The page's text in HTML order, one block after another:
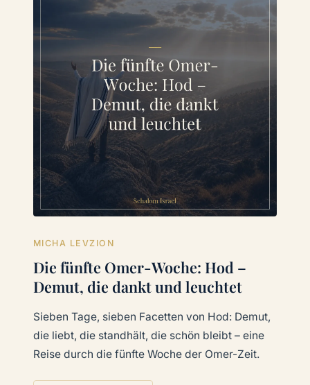
MICHA LEVZION
Die fünfte Omer-Woche: Hod –
Demut, die dankt und leuchtet
Sieben Tage, sieben Facetten von Hod: Demut,
die liebt, die standhält, die schön bleibt – eine
Reise durch die fünfte Woche der Omer-Zeit.